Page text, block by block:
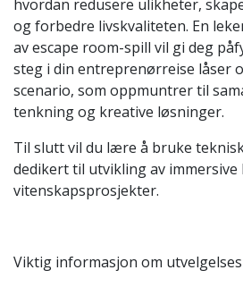
hvordan redusere ulikheter,
og forbedre livskvaliteten. En
av escape room-spill vil gi deg
steg i din entreprenørreise låser
scenario, som oppmuntrer til
tenkning og kreative løsninger.
Til slutt vil du lære å bruke
dedikert til utvikling av
vitenskapsprosjekter.
Viktig informasjon om